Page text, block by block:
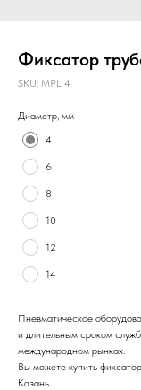
Фиксатор
SKU: MPL 4
Диаметр, мм
4
6
8
10
12
14
Пневматическое
и длительным сроком
международном рынках.
Вы можете купить
Казань.